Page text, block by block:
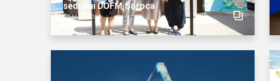
sediului DOFM Soroca
27 МАЯ 2022